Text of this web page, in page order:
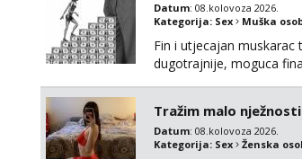
Datum: 08.kolovoza 2026.
Kategorija: Sex Muška
Fin i utjecajan muskarac
dugotrajnije, moguca
Tražim malo
Datum: 08.kolovoza 2026.
Kategorija: Sex Ženska